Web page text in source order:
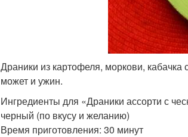
Драники из картофеля, моркови,
может и ужин.
Ингредиенты для «Драники ассорти с
черный (по вкусу и желанию)
Время приготовления: 30 минут